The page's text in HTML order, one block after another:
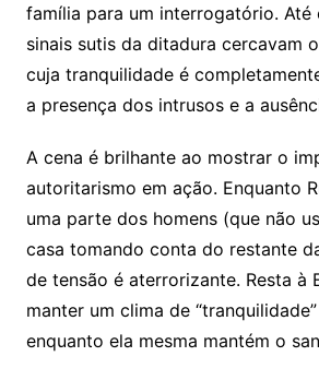
família para um interrogatório. Até
sinais sutis da ditadura cercavam
cuja tranquilidade é
a presença dos intrusos e a
A cena é brilhante ao mostrar o
autoritarismo em ação. Enquanto
uma parte dos homens (que não
casa tomando conta do restante
de tensão é aterrorizante. Resta à
manter um clima de
enquanto ela mesma mantém o